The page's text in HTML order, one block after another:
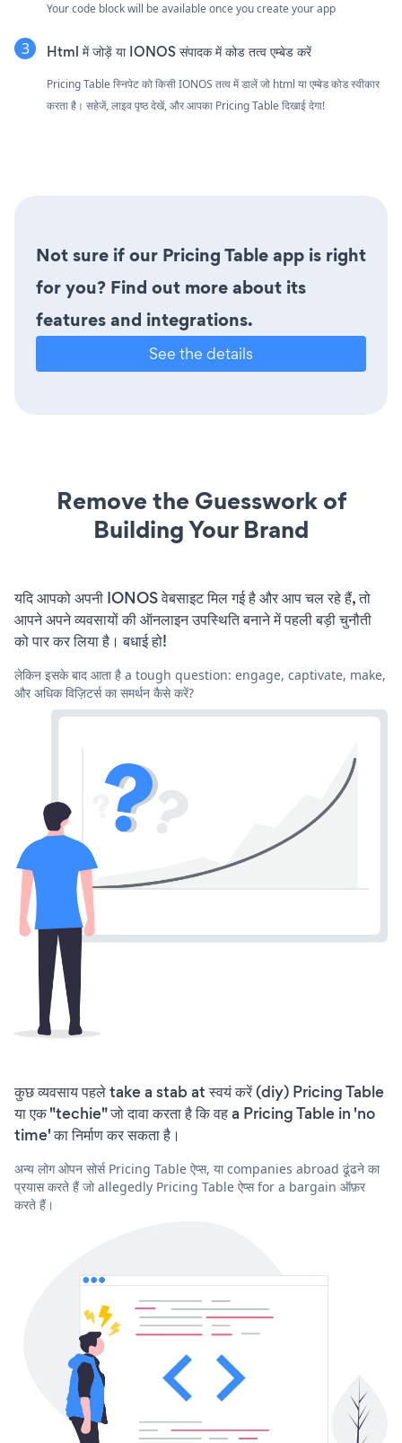
Your code block will be available once you create your app
Html में जोड़ें या IONOS संपादक में कोड तत्व एम्बेड करें
Pricing Table स्निपेट को किसी IONOS तत्व में डालें जो html या एम्बेड कोड स्वीकार
करता है। सहेजें, लाइव पृष्ठ देखें, और आपका Pricing Table दिखाई देगा!
Not sure if our Pricing Table app is right
for you? Find out more about its
features and integrations.
See the details
Remove the Guesswork of
Building Your Brand
यदि आपको अपनी IONOS वेबसाइट मिल गई है और आप चल रहे हैं, तो
आपने अपने व्यवसायों की ऑनलाइन उपस्थिति बनाने में पहली बड़ी चुनौती
को पार कर लिया है। बधाई हो!
लेकिन इसके बाद आता है a tough question: engage, captivate, make,
और अधिक विज़िटर्स का समर्थन कैसे करें?
कुछ व्यवसाय पहले take a stab at स्वयं करें (diy) Pricing Table
या एक "techie" जो दावा करता है कि वह a Pricing Table in 'no
time' का निर्माण कर सकता है।
अन्य लोग ओपन सोर्स Pricing Table ऐप्स, या companies abroad ढूंढने का
प्रयास करते हैं जो allegedly Pricing Table ऐप्स for a bargain ऑफ़र
करते हैं।